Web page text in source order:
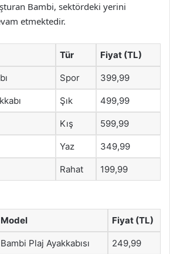
Bambi, sektördeki yerini
etmektedir.
Tür Fiyat (TL)
Spor 399,99
Şık 499,99
Kış 599,99
Yaz 349,99
Rahat 199,99
Model Fiyat (TL)
Bambi Plaj Ayakkabısı 249,99